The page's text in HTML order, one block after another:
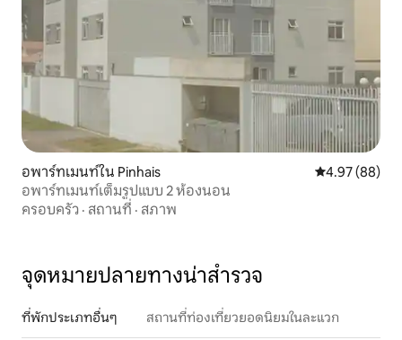
อพาร์ทเมนท์ใน Pinhais คะแนนเฉลี่ย
4.97 (88)
อพาร์ทเมนท์เต็มรูปแบบ 2 ห้องนอน
ครอบครัว · สถานที่ · สภาพ
จุดหมายปลายทางน่าสำรวจ
ที่พักประเภทอื่นๆ สถานที่ท่องเที่ยวยอดนิยมในละแวก